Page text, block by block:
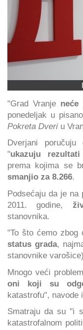
"Grad Vranjeneće
ponedeljak u
Pokreta Dveri u
Dverjani
"ukazuju rezultati
prema kojima se
smanjio za 8.266.
Podsećaju da je na
2011. godine,
stanovnika.
"To što ćemo zbog
status grada,
stanovnike
Mnogo veći
oni koji su
katastrofu", navode
Smatraju da su "i
katastrofalnom